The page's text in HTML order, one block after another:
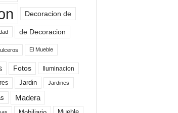
Decoracion de
de Decoracion
El Mueble
Fotos Iluminacion
Jardin Jardines
Madera